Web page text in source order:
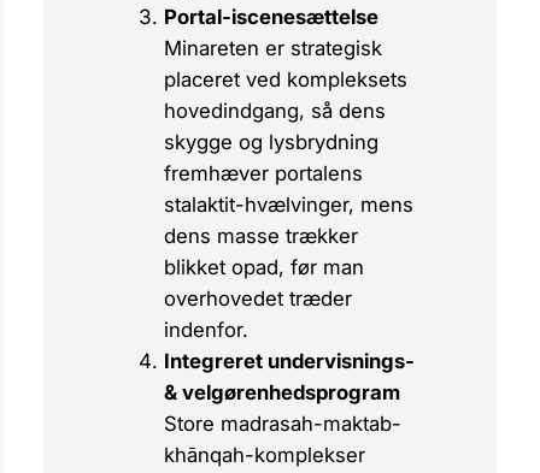
Portal-iscenesættelse
Minareten er strategisk
placeret ved kompleksets
hovedindgang, så dens
skygge og lysbrydning
fremhæver portalens
stalaktit-hvælvinger, mens
dens masse trækker
blikket opad, før man
overhovedet træder
indenfor.
Integreret undervisnings-
& velgørenhedsprogram
Store madrasah-maktab-
khānqah-komplekser